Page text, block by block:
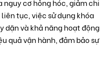
nguy cơ hỏng hóc, giảm chi
tục, việc sử dụng khóa
và khả năng hoạt động
quả vận hành, đảm bảo sự